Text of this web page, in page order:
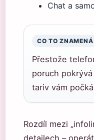
Chat a
CO TO ZNAMENÁ
Přestože
poruch
tariv vám
Rozdíl mezi
detailech –